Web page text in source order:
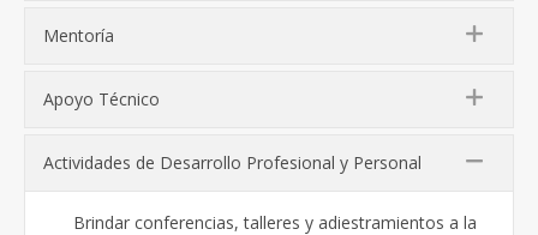
Mentoría
Apoyo Técnico
Actividades de Desarrollo Profesional y Personal
Brindar conferencias, talleres y adiestramientos a la